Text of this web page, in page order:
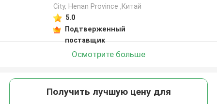
City, Henan Province ,Китай
5.0
Подтверженный
поставщик
Осмотрите больше
Получить лучшую цену для